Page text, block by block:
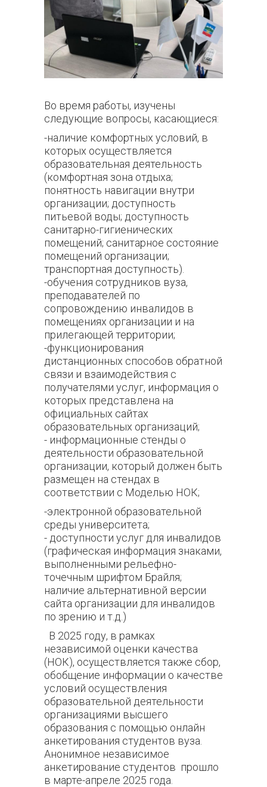
Во время работы, изучены
следующие вопросы, касающиеся:
-наличие комфортных условий, в
которых осуществляется
образовательная деятельность
(комфортная зона отдыха;
понятность навигации внутри
организации; доступность
питьевой воды; доступность
санитарно-гигиенических
помещений; санитарное состояние
помещений организации;
транспортная доступность).
-обучения сотрудников вуза,
преподавателей по
сопровождению инвалидов в
помещениях организации и на
прилегающей территории;
-функционирования
дистанционных способов обратной
связи и взаимодействия с
получателями услуг, информация о
которых представлена на
официальных сайтах
образовательных организаций;
- информационные стенды о
деятельности образовательной
организации, который должен быть
размещен на стендах в
соответствии с Моделью НОК;
-электронной образовательной
среды университета;
- доступности услуг для инвалидов
(графическая информация знаками,
выполненными рельефно-
точечным шрифтом Брайля;
наличие альтернативной версии
сайта организации для инвалидов
по зрению и т.д.)
В 2025 году, в рамках
независимой оценки качества
(НОК), осуществляется также сбор,
обобщение информации о качестве
условий осуществления
образовательной деятельности
организациями высшего
образования с помощью онлайн
анкетирования студентов вуза.
Анонимное независимое
анкетирование студентов прошло
в марте-апреле 2025 года.